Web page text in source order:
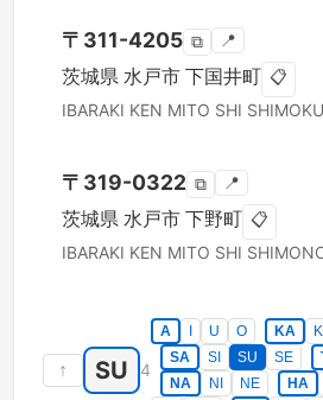
〒 311-4205 ⧉ 📍
茨城県 水戸市 下国井町 📋
IBARAKI KEN MITO SHI
〒 319-0322 ⧉ 📍
茨城県 水戸市 下野町 📋
IBARAKI KEN MITO SHI
↑ SU 4
A U O KA KI
SA
SI SU SE
NA
NI NE HA